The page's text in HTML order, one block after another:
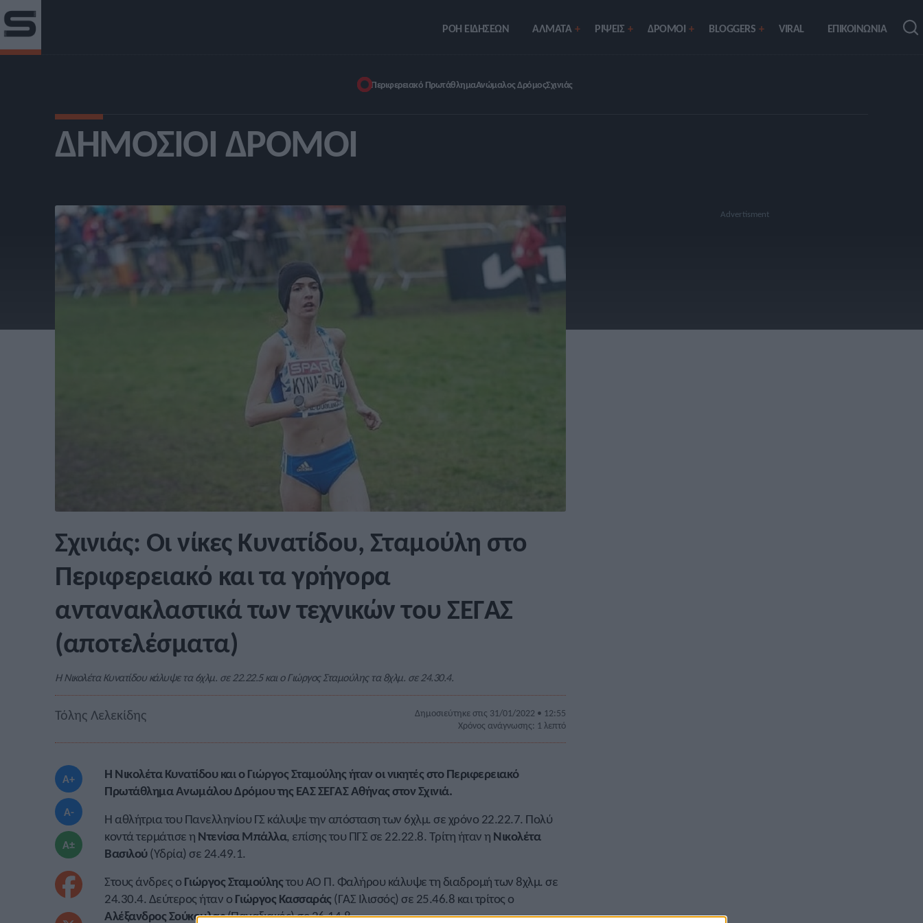
ΡΟΗ ΕΙΔΗΣΕΩΝ ΑΛΜΑΤΑ ΡIΨΕΙΣ ΔΡΟΜΟΙ BLOGGERS VIRAL ΕΠΙΚΟΙΝΩΝΙΑ
Περιφερειακό ΠρωτάθλημαΑνώμαλος ΔρόμοςΣχινιάς
ΔΗΜΌΣΙΟΙ ΔΡΌΜΟΙ
Σχινιάς: Οι νίκες Κυνατίδου, Σταμούλη στο
Περιφερειακό και τα γρήγορα
αντανακλαστικά των τεχνικών του ΣΕΓΑΣ
(αποτελέσματα)
Η Νικολέτα Κυνατίδου κάλυψε τα 6χλμ. σε 22.22.5 και ο Γιώργος Σταμούλης τα 8χλμ. σε 24.30.4.
Τόλης Λελεκίδης
Δημοσιεύτηκε στις 31/01/2022 • 12:55
Χρόνος ανάγνωσης: 1 λεπτό
A+
A-
A±
Η Νικολέτα Κυνατίδουκαι ο Γιώργος Σταμούλης ήταν οι νικητές στο Περιφερειακό
Πρωτάθλημα Ανωμάλου Δρόμου της ΕΑΣ ΣΕΓΑΣ Αθήνας στον Σχινιά.
Η αθλήτρια του Πανελληνίου ΓΣ κάλυψε την απόσταση των 6χλμ. σε χρόνο 22.22.7. Πολύ
κοντά τερμάτισε η Ντενίσα Μπάλλα, επίσης του ΠΓΣ σε 22.22.8. Τρίτη ήταν η Νικολέτα
Βασιλού(Υδρία) σε 24.49.1.
Στους άνδρες ο Γιώργος Σταμούληςτου ΑΟ Π. Φαλήρου κάλυψε τη διαδρομή των 8χλμ. σε
24.30.4. Δεύτερος ήταν ο Γιώργος Κασσαράς(ΓΑΣ Ιλισσός) σε 25.46.8 και τρίτος ο
Αλέξανδρος Σούκουλας(Παναξιακός) σε 26.14.8.